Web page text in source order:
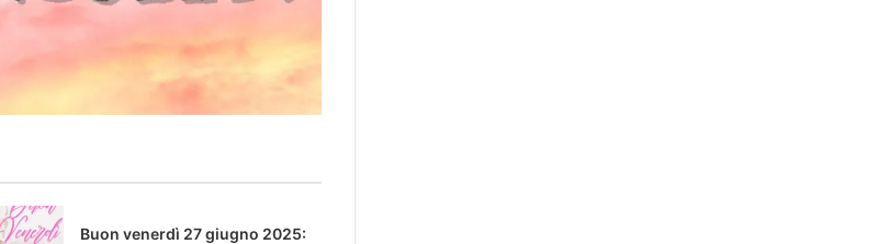
Buon venerdì 27 giugno 2025: